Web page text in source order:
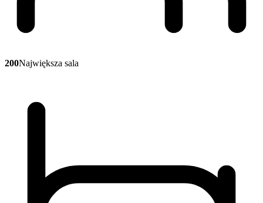
200Największa sala